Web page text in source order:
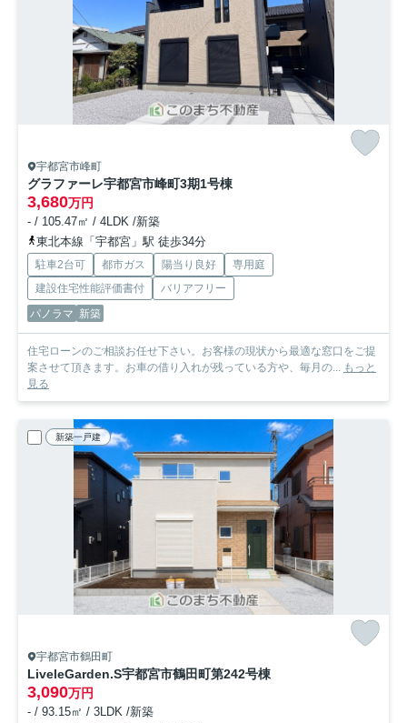
宇都宮市峰町
グラファーレ宇都宮市峰町3期1号棟
3,680万円
- / 105.47㎡ / 4LDK /新築
東北本線「宇都宮」駅 徒歩34分
駐車2台可 都市ガス 陽当り良好
専用庭
建設住宅性能評価書付
バリアフリー
パノラマ 新築
住宅ローンのご相談お任せ下さい。お客様の現状から最適な窓口をご提
案させて頂きます。お車の借り入れが残っている方や、毎月の... もっと
見る
新築一戸建
宇都宮市鶴田町
LiveleGarden.S宇都宮市鶴田町第242号棟
3,090万円
- / 93.15㎡ / 3LDK /新築